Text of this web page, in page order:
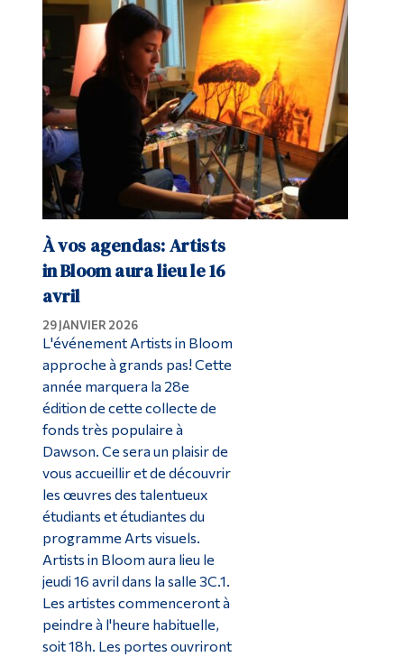
À vos agendas: Artists
in Bloom aura lieu le 16
avril
29 JANVIER 2026
L'événement Artists in Bloom
approche à grands pas! Cette
année marquera la 28e
édition de cette collecte de
fonds très populaire à
Dawson. Ce sera un plaisir de
vous accueillir et de découvrir
les œuvres des talentueux
étudiants et étudiantes du
programme Arts visuels.
Artists in Bloom aura lieu le
jeudi 16 avril dans la salle 3C.1.
Les artistes commenceront à
peindre à l'heure habituelle,
soit 18h. Les portes ouvriront